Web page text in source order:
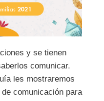
y se tienen
comunicar.
les mostraremos
comunicación para